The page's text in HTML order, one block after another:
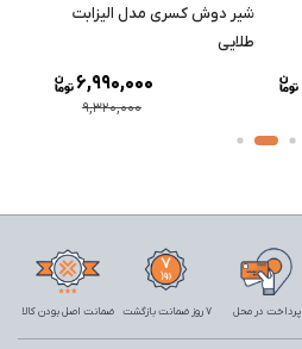
شیر دوش کسری مدل الیزابت
طلایی
9,320,000
6,990,000
پرداخت در محل 7 روز ضمانت بازگشت ضمانت اصل بودن کالا